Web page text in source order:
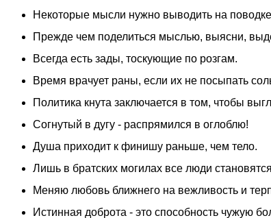
Некоторые мысли нужно выводить на
Прежде чем поделиться мыслью, выясни,
Всегда есть зады, тоскующие по розгам.
Время врачует раны, если их не посыпать
Политика кнута заключается в том, чтобы
Согнутый в дугу - распрямился в оглоблю!
Душа приходит к финишу раньше, чем тело.
Лишь в братских могилах все люди
Меняю любовь ближнего на вежливость и
Истинная доброта - это способность чужую